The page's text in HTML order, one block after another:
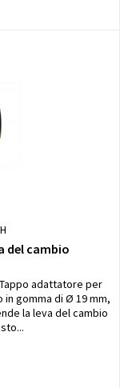
del cambio
adattatore per
gomma di Ø 19 mm,
la leva del cambio